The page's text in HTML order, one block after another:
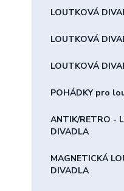
LOUTKOVÁ
LOUTKOVÁ
LOUTKOVÁ
POHÁDKY pro
ANTIK/RETRO -
DIVADLA
MAGNETICKÁ
DIVADLA